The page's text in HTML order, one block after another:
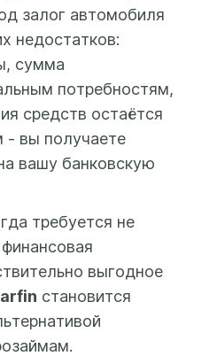
залог автомобиля
недостатков:
сумма
потребностям,
средств остаётся
вы получаете
вашу банковскую
требуется не
выгодное
становится